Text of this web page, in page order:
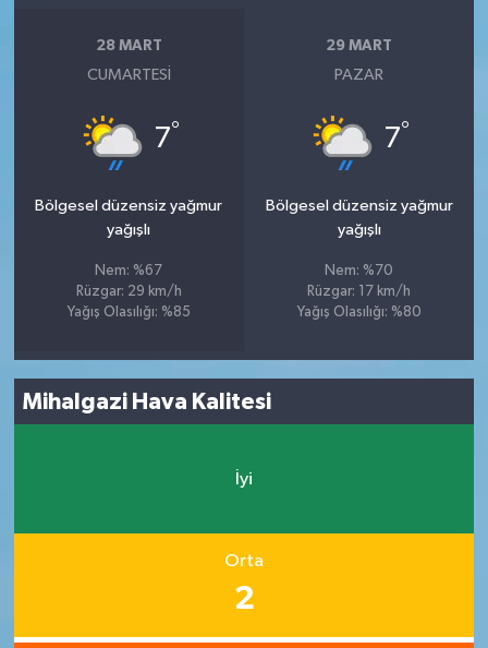
28 MART
CUMARTESI
7°
Bölgesel düzensiz yağmur
yağışlı
Nem: %67
Rüzgar: 29 km/h
Yağış Olasılığı: %85
29 MART
PAZAR
7°
Bölgesel düzensiz yağmur
yağışlı
Nem: %70
Rüzgar: 17 km/h
Yağış Olasılığı: %80
Mihalgazi Hava Kalitesi
İyi
Orta
2